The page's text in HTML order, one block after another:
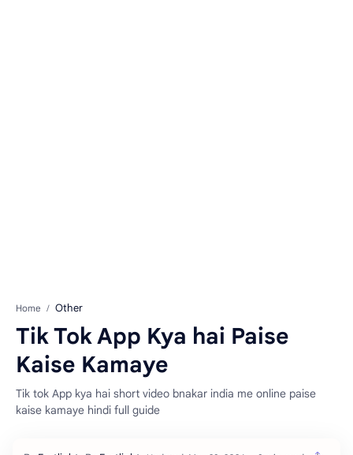
Home Other
Tik Tok App Kya hai Paise
Kaise Kamaye
Tik tok App kya hai short video bnakar india me online paise
kaise kamaye hindi full guide